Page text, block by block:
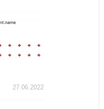
27.06.2022